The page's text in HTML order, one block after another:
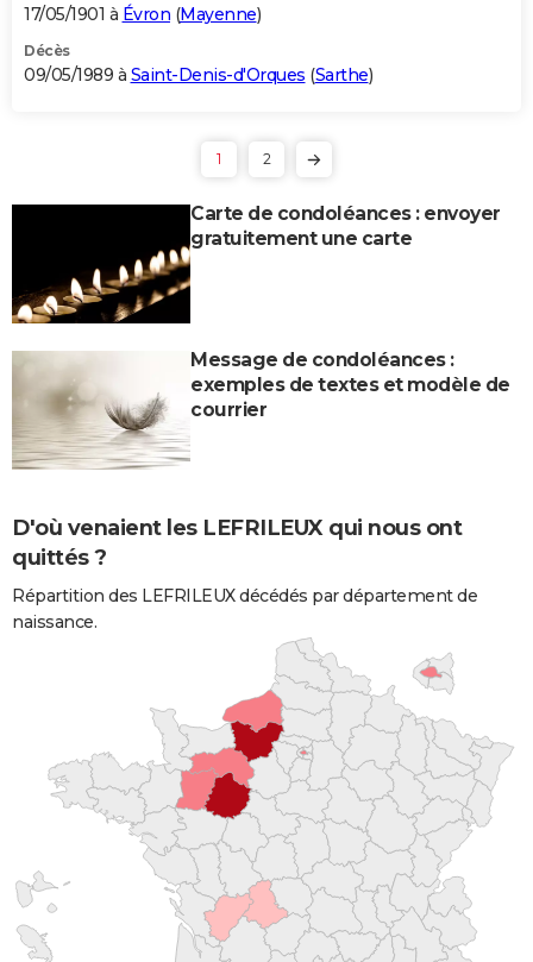
17/05/1901 à Évron (Mayenne)
Décès
09/05/1989 à Saint-Denis-d'Orques (Sarthe)
1 2
Carte de condoléances : envoyer
gratuitement une carte
Message de condoléances :
exemples de textes et modèle de
courrier
D'où venaient les LEFRILEUX qui nous ont
quittés ?
Répartition des LEFRILEUX décédés par département de
naissance.